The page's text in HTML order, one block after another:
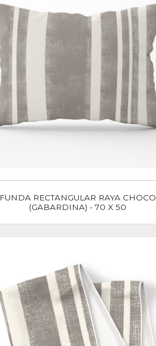
FUNDA RECTANGULAR RAYA CHOCO
(GABARDINA) - 70 X 50